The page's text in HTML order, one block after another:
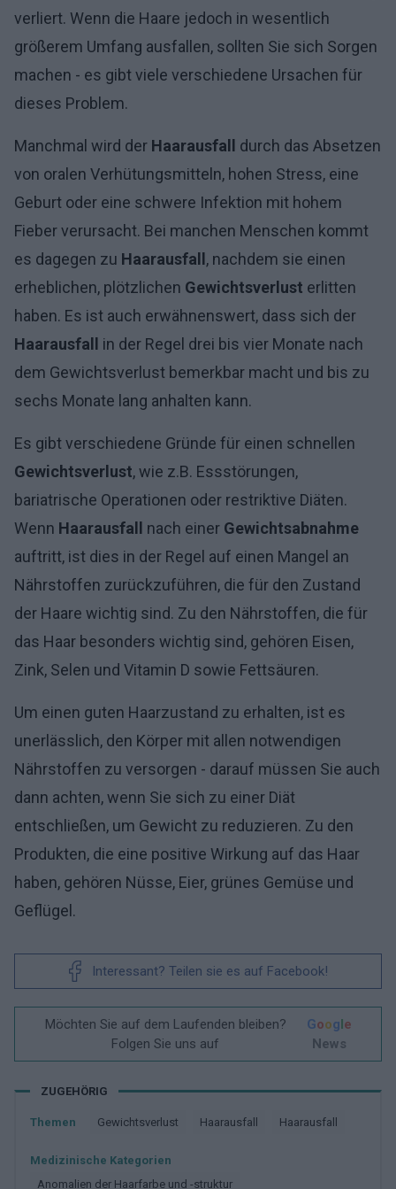
verliert. Wenn die Haare jedoch in wesentlich
größerem Umfang ausfallen, sollten Sie sich Sorgen
machen - es gibt viele verschiedene Ursachen für
dieses Problem.
Manchmal wird der Haarausfall durch das Absetzen
von oralen Verhütungsmitteln, hohen Stress, eine
Geburt oder eine schwere Infektion mit hohem
Fieber verursacht. Bei manchen Menschen kommt
es dagegen zu Haarausfall, nachdem sie einen
erheblichen, plötzlichen Gewichtsverlust erlitten
haben. Es ist auch erwähnenswert, dass sich der
Haarausfall in der Regel drei bis vier Monate nach
dem Gewichtsverlust bemerkbar macht und bis zu
sechs Monate lang anhalten kann.
Es gibt verschiedene Gründe für einen schnellen
Gewichtsverlust, wie z.B. Essstörungen,
bariatrische Operationen oder restriktive Diäten.
Wenn Haarausfall nach einer Gewichtsabnahme
auftritt, ist dies in der Regel auf einen Mangel an
Nährstoffen zurückzuführen, die für den Zustand
der Haare wichtig sind. Zu den Nährstoffen, die für
das Haar besonders wichtig sind, gehören Eisen,
Zink, Selen und Vitamin D sowie Fettsäuren.
Um einen guten Haarzustand zu erhalten, ist es
unerlässlich, den Körper mit allen notwendigen
Nährstoffen zu versorgen - darauf müssen Sie auch
dann achten, wenn Sie sich zu einer Diät
entschließen, um Gewicht zu reduzieren. Zu den
Produkten, die eine positive Wirkung auf das Haar
haben, gehören Nüsse, Eier, grünes Gemüse und
Geflügel.
Interessant? Teilen sie es auf Facebook!
Möchten Sie auf dem Laufenden bleiben?
Folgen Sie uns auf
Google
News
ZUGEHÖRIG
Themen Gewichtsverlust Haarausfall Haarausfall
Medizinische Kategorien
Anomalien der Haarfarbe und -struktur